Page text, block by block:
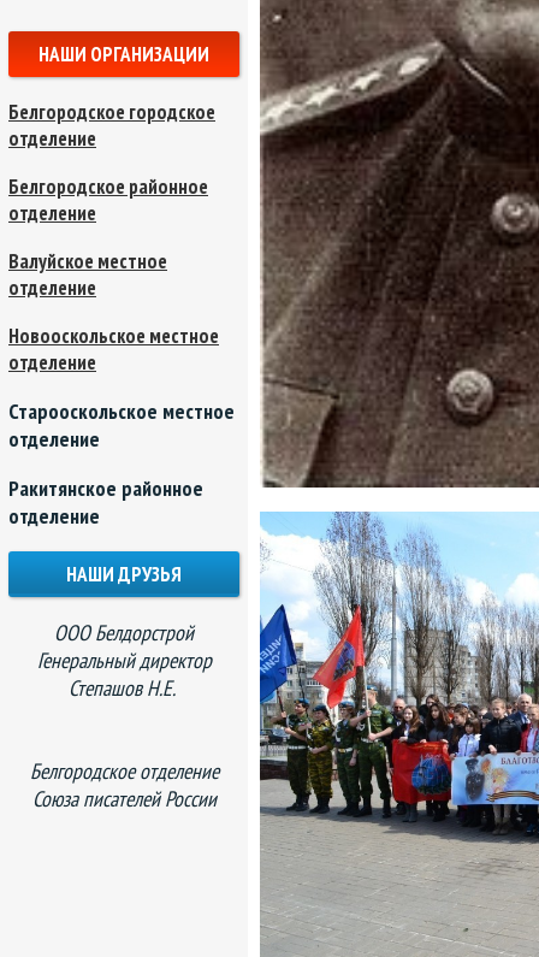
НАШИ ОРГАНИЗАЦИИ
Белгородское городское
отделение
Белгородское районное
отделение
Валуйское местное
отделение
Новооскольское местное
отделение
Старооскольское местное
отделение
Ракитянское районное
отделение
НАШИ ДРУЗЬЯ
ООО Белдорстрой
Генеральный директор
Степашов Н.Е.
Белгородское отделение
Союза писателей России